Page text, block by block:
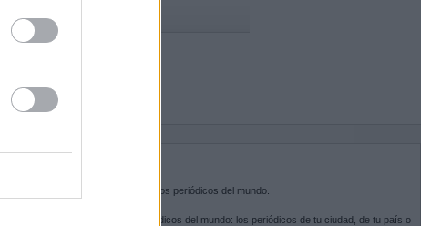
es la puerta de entrada a los periódicos del mundo.
Navega por las portadas de los periódicos del mundo: los periódicos de tu ciudad, de tu país o